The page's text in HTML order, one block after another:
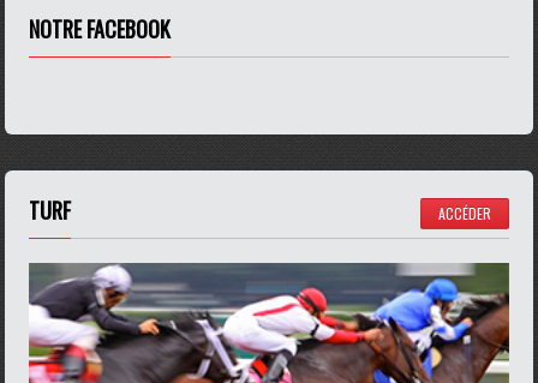
NOTRE FACEBOOK
TURF ACCÉDER